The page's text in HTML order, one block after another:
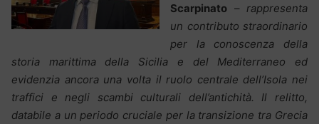
Scarpinato – rappresenta
un contributo straordinario
per la conoscenza della
storia marittima della Sicilia e del Mediterraneo ed
evidenzia ancora una volta il ruolo centrale dell’Isola nei
traffici e negli scambi culturali dell’antichità. Il relitto,
databile a un periodo cruciale per la transizione tra Grecia